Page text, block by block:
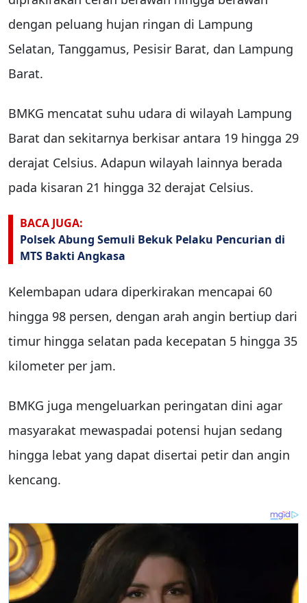
dengan peluang hujan ringan di Lampung
Selatan, Tanggamus, Pesisir Barat, dan Lampung
Barat.
BMKG mencatat suhu udara di wilayah Lampung
Barat dan sekitarnya berkisar antara 19 hingga 29
derajat Celsius. Adapun wilayah lainnya berada
pada kisaran 21 hingga 32 derajat Celsius.
BACA JUGA:
Polsek Abung Semuli Bekuk Pelaku Pencurian di
MTS Bakti Angkasa
Kelembapan udara diperkirakan mencapai 60
hingga 98 persen, dengan arah angin bertiup dari
timur hingga selatan pada kecepatan 5 hingga 35
kilometer per jam.
BMKG juga mengeluarkan peringatan dini agar
masyarakat mewaspadai potensi hujan sedang
hingga lebat yang dapat disertai petir dan angin
kencang.